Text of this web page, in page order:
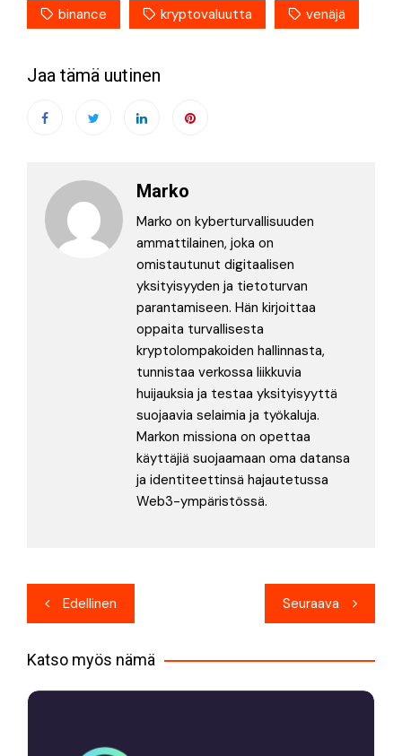
binance kryptovaluutta venäjä
Jaa tämä uutinen
Marko
Marko on kyberturvallisuuden
ammattilainen, joka on
omistautunut digitaalisen
yksityisyyden ja tietoturvan
parantamiseen. Hän kirjoittaa
oppaita turvallisesta
kryptolompakoiden hallinnasta,
tunnistaa verkossa liikkuvia
huijauksia ja testaa yksityisyyttä
suojaavia selaimia ja työkaluja.
Markon missiona on opettaa
käyttäjiä suojaamaan oma datansa
ja identiteettinsä hajautetussa
Web3-ympäristössä.
Artikkelien
selaus
Edellinen Seuraava
Katso myös nämä